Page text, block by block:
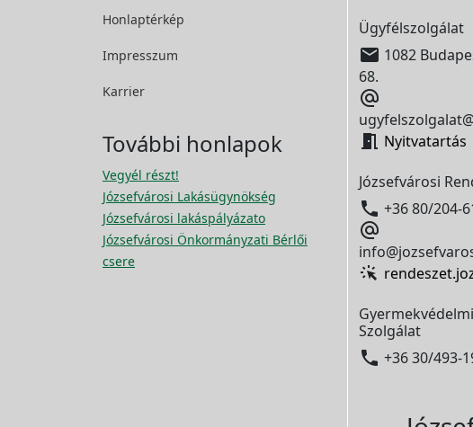
Honlaptérkép
Impresszum
Karrier
További honlapok
Vegyél részt!
Józsefvárosi Lakásügynökség
Józsefvárosi lakáspályázato
Józsefvárosi Önkormányzati Bérlői
csere
Ügyfélszolgálat
 1082
68.

 Nyitvatartás
Józsefvárosi
 +36 80/204-

Szolgálat
 +36 30/493-